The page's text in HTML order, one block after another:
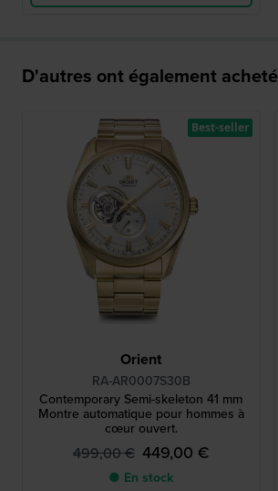
D'autres ont également acheté
Orient
RA-AR0007S30B
Contemporary Semi-skeleton 41 mm
Montre automatique pour hommes à
cœur ouvert.
499,00 € 449,00 €
● En stock
Best-seller